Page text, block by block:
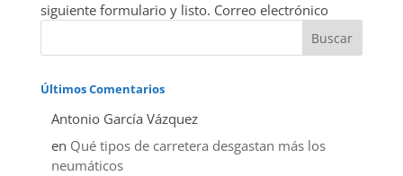
siguiente formulario y listo. Correo electrónico
Últimos Comentarios
Antonio García Vázquez
en Qué tipos de carretera desgastan más los
neumáticos